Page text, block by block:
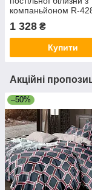
компаньйоном R-
1 328 ₴
Купити
Акційні
–50%